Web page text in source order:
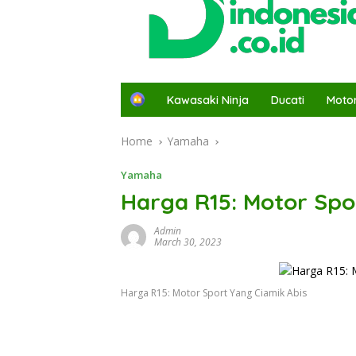
H
e
Kawasaki Ninja Ducati
Home Yamaha
Yamaha
Harga R15: Motor
Admin
March 30, 2023
Harga R15: Motor Sport Yang Ciamik Abis